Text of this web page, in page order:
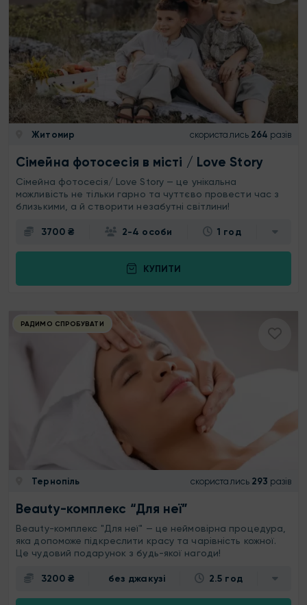
Житомир скористались 264 разів
Сімейна фотосесія в місті / Love Story
Сімейна фотосесія/ Love Story — це унікальна
можливість не тільки гарно та чуттєво провести час з
близькими, а й створити незабутні світлини!
3700 ₴ 2-4 особи 1 год
КУПИТИ
РАДИМО СПРОБУВАТИ
Тернопіль скористались 293 разів
Beauty-комплекс “Для неї”
Beauty-комплекс "Для неї" — це неймовірна процедура,
яка допоможе підкреслити красу та чарівність кожної.
Це чудовий подарунок з будь-якої нагоди!
3200 ₴ без джакузі 2.5 год